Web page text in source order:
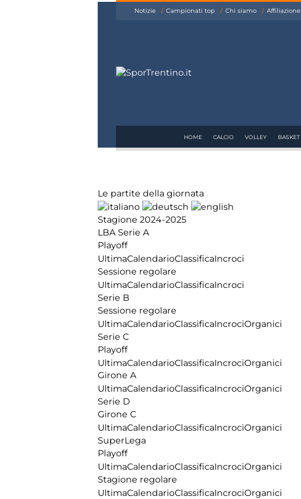
Notizie Campionati top Chi siamo Affiliazione
HOME CALCIO VOLLEY BASKET
Le partite della giornata
Stagione 2024-2025
LBA Serie A
Playoff
UltimaCalendarioClassificaIncroci
Sessione regolare
UltimaCalendarioClassificaIncroci
Serie B
Sessione regolare
UltimaCalendarioClassificaIncrociOrganici
Serie C
Playoff
UltimaCalendarioClassificaIncrociOrganici
Girone A
UltimaCalendarioClassificaIncrociOrganici
Serie D
Girone C
UltimaCalendarioClassificaIncrociOrganici
SuperLega
Playoff
UltimaCalendarioClassificaIncrociOrganici
Stagione regolare
UltimaCalendarioClassificaIncrociOrganici